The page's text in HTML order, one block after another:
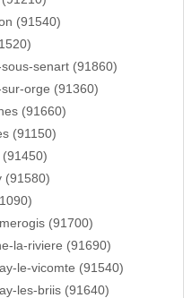
(91540)
senart (91860)
orge (91360)
(91660)
(91150)
(91450)
(91580)
(91700)
la-riviere (91690)
le-vicomte (91540)
les-briis (91640)